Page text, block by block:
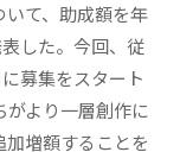
て、助成額を年
した。今回、従
募集をスタート
がより一層創作に
増額することを